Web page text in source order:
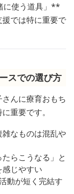
に使う道具」**
では特に重要で
スでの選び方
んに療育おもち
重要です。
雑なものは混乱や
たらこうなる」と
じやすい
動が短く完結す